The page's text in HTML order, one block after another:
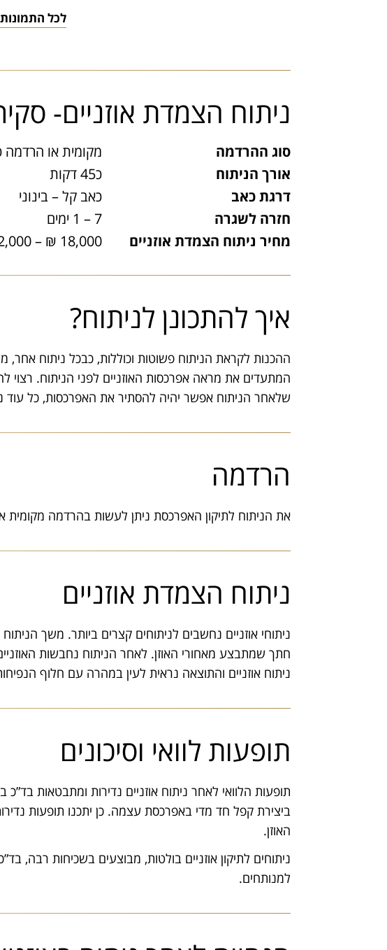
לכל
ניתוח הצמדת אוזניים-
סוג ההרדמה
מקומית או הרדמה
אורך הניתוח
כ45 דקות
דרגת כאב
כאב קל – בינוני
חזרה לשגרה
7 – 1 ימים
מחיר ניתוח הצמדת אוזניים
18,000 ₪ – 32,000 ₪
איך להתכונן לניתוח?
ההכנות לקראת הניתוח פשוטות וכוללות, כבכל ניתוח
המתעדים את מראה אפרכסות האוזניים לפני הניתוח.
שלאחר הניתוח אפשר יהיה להסתיר את האפרכסות, כל עוד
הרדמה
את הניתוח לתיקון האפרכסת ניתן לעשות בהרדמה מקומית
ניתוח הצמדת אוזניים
חתך שמתבצע מאחורי האוזן. לאחר הניתוח נחבשות
ניתוח אוזניים והתוצאה נראית לעין במהרה עם חלוף
תופעות לוואי וסיכונים
תופעות הלוואי לאחר ניתוח אוזניים נדירות ומתבטאות
ביצירת קפל חד מדי באפרכסת עצמה. כן יתכנו תופעות
האוזן.
ניתוחים לתיקון אוזניים בולטות, מבוצעים בשכיחות רבה,
למנותחים.